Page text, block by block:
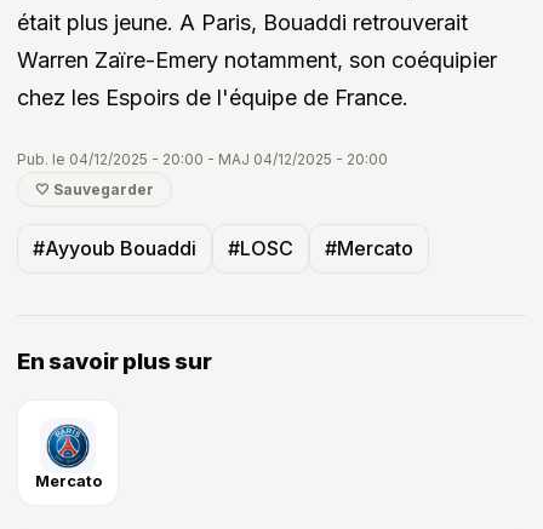
était plus jeune. A Paris, Bouaddi retrouverait
Warren Zaïre-Emery notamment, son coéquipier
chez les Espoirs de l'équipe de France.
Pub. le 04/12/2025 - 20:00 - MAJ 04/12/2025 - 20:00
🤍 Sauvegarder
#Ayyoub Bouaddi #LOSC #Mercato
En savoir plus sur
Mercato